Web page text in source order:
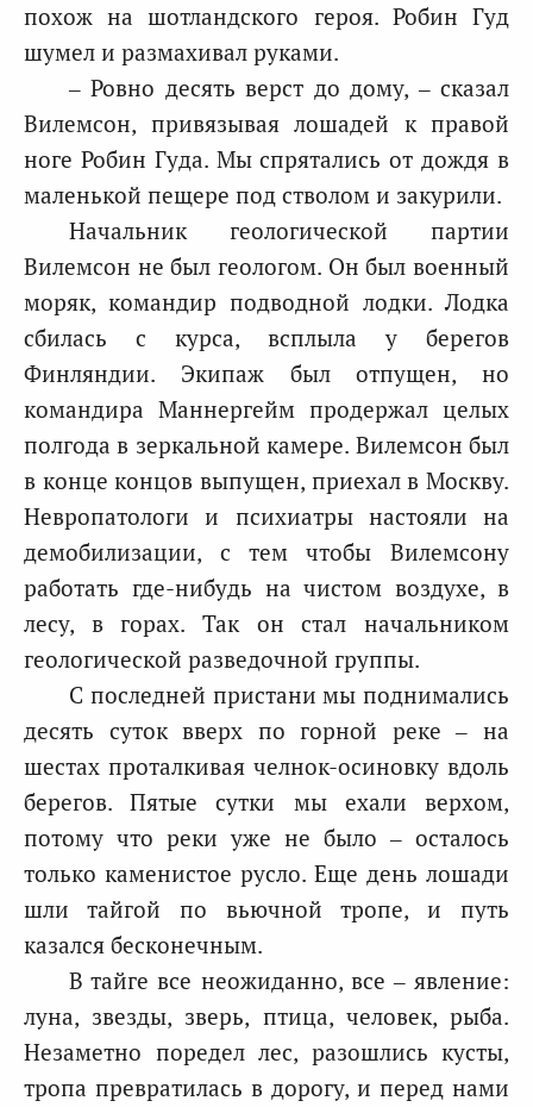
похож на шотландского героя. Робин Гуд
шумел и размахивал руками.
– Ровно десять верст до дому, – сказал
Вилемсон, привязывая лошадей к правой
ноге Робин Гуда. Мы спрятались от дождя в
маленькой пещере под стволом и закурили.
Начальник геологической партии
Вилемсон не был геологом. Он был военный
моряк, командир подводной лодки. Лодка
сбилась с курса, всплыла у берегов
Финляндии. Экипаж был отпущен, но
командира Маннергейм продержал целых
полгода в зеркальной камере. Вилемсон был
в конце концов выпущен, приехал в Москву.
Невропатологи и психиатры настояли на
демобилизации, с тем чтобы Вилемсону
работать где-нибудь на чистом воздухе, в
лесу, в горах. Так он стал начальником
геологической разведочной группы.
С последней пристани мы поднимались
десять суток вверх по горной реке – на
шестах проталкивая челнок-осиновку вдоль
берегов. Пятые сутки мы ехали верхом,
потому что реки уже не было – осталось
только каменистое русло. Еще день лошади
шли тайгой по вьючной тропе, и путь
казался бесконечным.
В тайге все неожиданно, все – явление:
луна, звезды, зверь, птица, человек, рыба.
Незаметно поредел лес, разошлись кусты,
тропа превратилась в дорогу, и перед нами